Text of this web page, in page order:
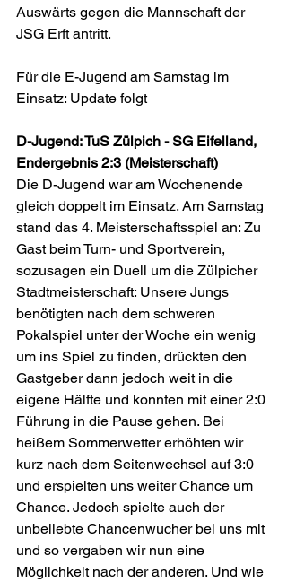
Auswärts gegen die Mannschaft der
JSG Erft antritt.
Für die E-Jugend am Samstag im
Einsatz: Update folgt
D-Jugend: TuS Zülpich - SG Eifelland,
Endergebnis 2:3 (Meisterschaft)
Die D-Jugend war am Wochenende
gleich doppelt im Einsatz. Am Samstag
stand das 4. Meisterschaftsspiel an: Zu
Gast beim Turn- und Sportverein,
sozusagen ein Duell um die Zülpicher
Stadtmeisterschaft: Unsere Jungs
benötigten nach dem schweren
Pokalspiel unter der Woche ein wenig
um ins Spiel zu finden, drückten den
Gastgeber dann jedoch weit in die
eigene Hälfte und konnten mit einer 2:0
Führung in die Pause gehen. Bei
heißem Sommerwetter erhöhten wir
kurz nach dem Seitenwechsel auf 3:0
und erspielten uns weiter Chance um
Chance. Jedoch spielte auch der
unbeliebte Chancenwucher bei uns mit
und so vergaben wir nun eine
Möglichkeit nach der anderen. Und wie